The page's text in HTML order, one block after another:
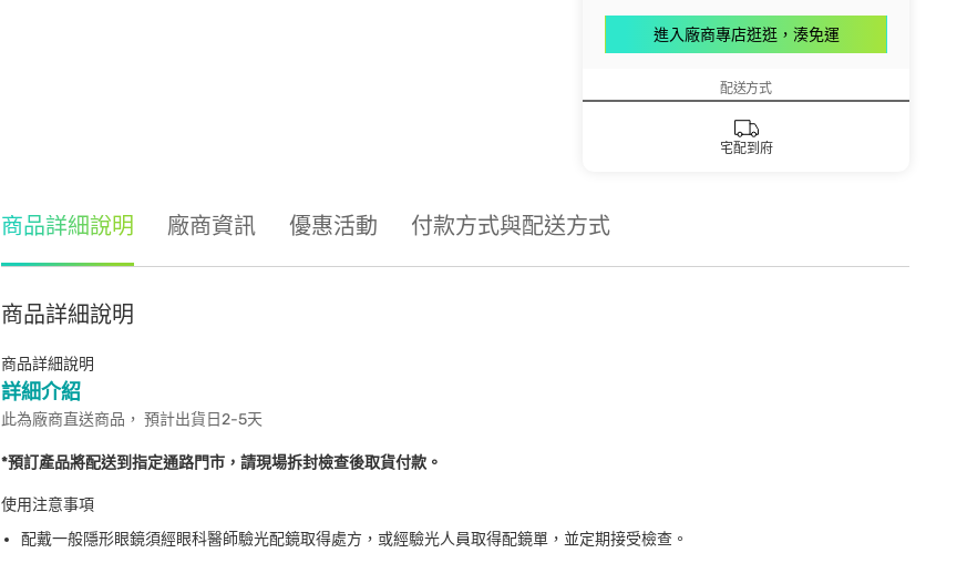
進入廠商專店逛逛，湊免運
配送方式
宅配到府
商品詳細說明 廠商資訊 優惠活動 付款方式與配送方式
商品詳細說明
商品詳細說明
詳細介紹
此為廠商直送商品， 預計出貨日2-5天
*預訂產品將配送到指定通路門市，請現場拆封檢查後取貨付款。
使用注意事項
配戴一般隱形眼鏡須經眼科醫師驗光配鏡取得處方，或經驗光人員取得配鏡單，並定期接受檢查。